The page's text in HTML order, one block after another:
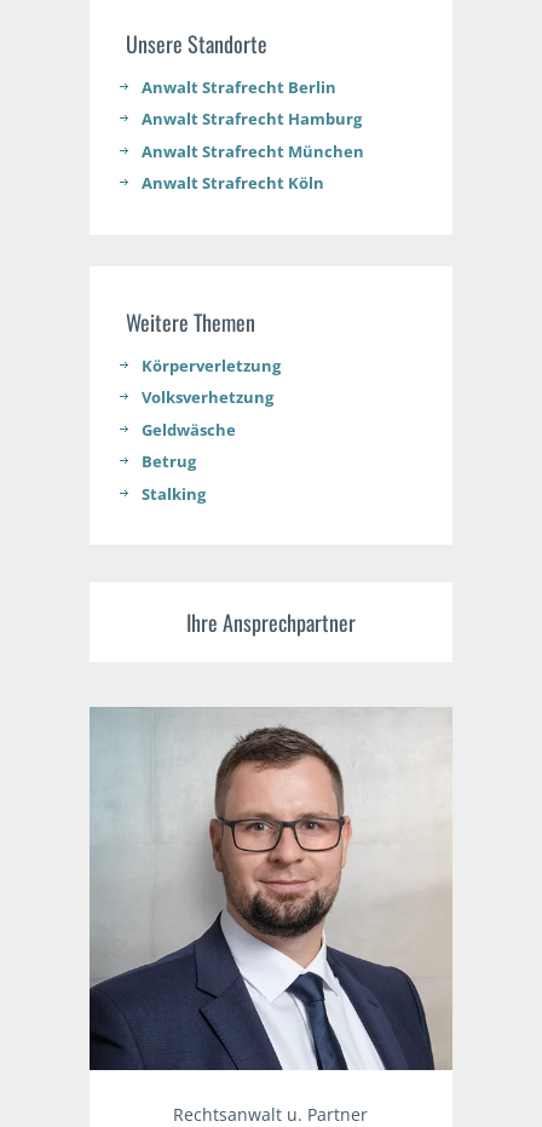
Unsere Standorte
Anwalt Strafrecht Berlin
Anwalt Strafrecht Hamburg
Anwalt Strafrecht München
Anwalt Strafrecht Köln
Weitere Themen
Körperverletzung
Volksverhetzung
Geldwäsche
Betrug
Stalking
Ihre Ansprechpartner
Rechtsanwalt u. Partner